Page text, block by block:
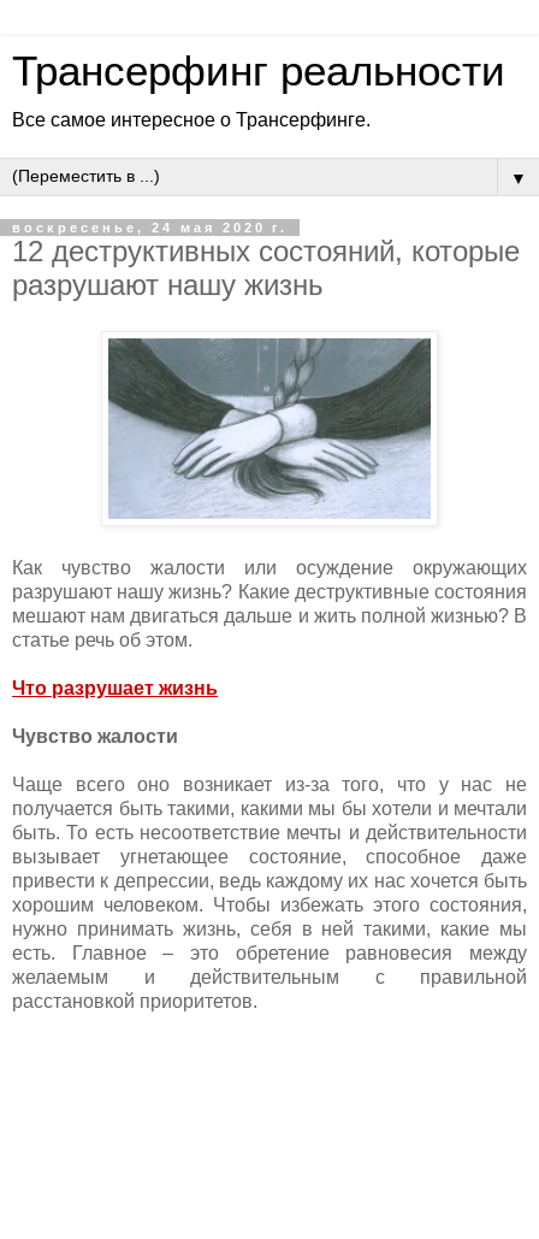
Трансерфинг реальности
Все самое интересное о Трансерфинге.
▼
воскресенье, 24 мая 2020 г.
12 деструктивных состояний, которые
разрушают нашу жизнь
Как чувство жалости или осуждение окружающих
разрушают нашу жизнь? Какие деструктивные состояния
мешают нам двигаться дальше и жить полной жизнью? В
статье речь об этом.
Что разрушает жизнь
Чувство жалости
Чаще всего оно возникает из-за того, что у нас не
получается быть такими, какими мы бы хотели и мечтали
быть. То есть несоответствие мечты и действительности
вызывает угнетающее состояние, способное даже
привести к депрессии, ведь каждому их нас хочется быть
хорошим человеком. Чтобы избежать этого состояния,
нужно принимать жизнь, себя в ней такими, какие мы
есть. Главное – это обретение равновесия между
желаемым и действительным с правильной
расстановкой приоритетов.